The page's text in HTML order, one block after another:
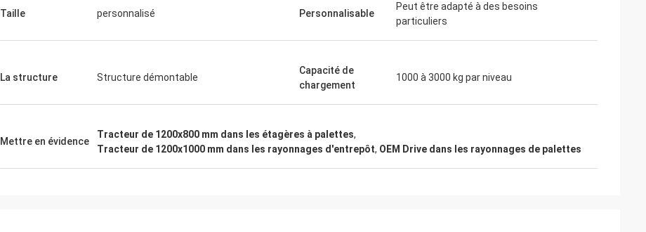
Taille personnalisé Personnalisable
Peut être adapté à des besoins
particuliers
La structure Structure démontable
Capacité de
chargement
1000 à 3000 kg par niveau
Mettre en évidence
Tracteur de 1200x800 mm dans les étagères à palettes,
Tracteur de 1200x1000 mm dans les rayonnages d'entrepôt, OEM Drive dans les rayonnages de palettes